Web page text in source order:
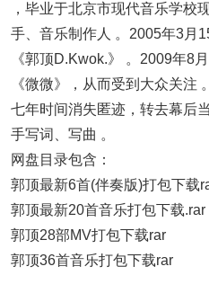
，毕业于北京市现代音乐学校
手、音乐制作人 。2005年3月
《郭顶D.Kwok.》 。2009年8
《微微》，从而受到大众关注
七年时间消失匿迹，转去幕后
手写词、写曲 。
网盘目录包含：
郭顶最新6首(伴奏版)打包下载
郭顶最新20首音乐打包下载.rar
郭顶28部MV打包下载rar
郭顶36首音乐打包下载rar